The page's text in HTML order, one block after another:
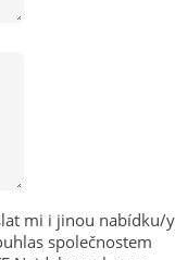
mi i jinou nabídku/y
společnostem